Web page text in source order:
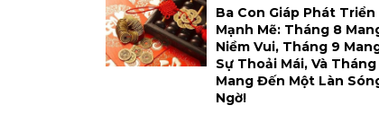
Ba Con Giáp Phát Triển
Mạnh Mẽ: Tháng 8
Niềm Vui, Tháng 9
Sự Thoải Mái, Và Tháng
Mang Đến Một Làn
Ngờ!